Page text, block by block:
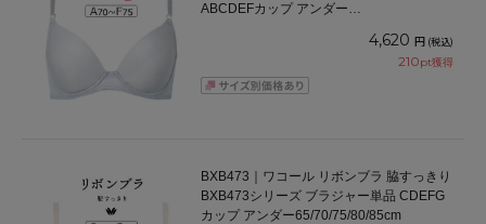
ABCDEFカップ アンダー
4,620 円 (税込)
210pt獲得
BXB473｜ワコール リボンブラ 脇すっきり
BXB473シリーズ ブラジャー単品 CDEFG
カップ アンダー65/70/75/80/85cm